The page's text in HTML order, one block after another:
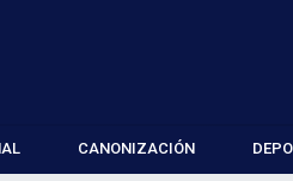
CANONIZACIÓN